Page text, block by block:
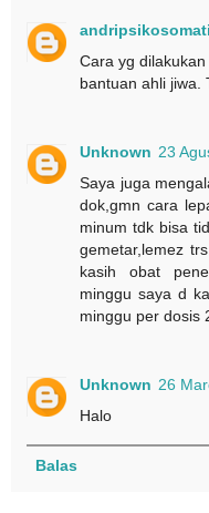
Cara yg
bantuan ahli jiwa.
Unknown 23
Saya juga
dok,gmn cara
minum tdk bisa
gemetar,lemez
kasih obat
minggu saya d
minggu per dosis
Unknown 26
Halo
Balas